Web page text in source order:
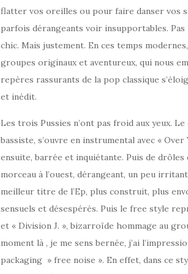
flatter vos oreilles ou pour faire danser vos
parfois dérangeants voir insupportables.
chic. Mais justement. En ces temps
groupes originaux et aventureux, qui nous
repères rassurants de la pop classique
et inédit.
Les trois Pussies n’ont pas froid aux yeux.
bassiste, s’ouvre en instrumental avec «
ensuite, barrée et inquiétante. Puis de
morceau à l’ouest, dérangeant, un peu
meilleur titre de l’Ep, plus construit, plus
sensuels et désespérés. Puis le free style
et « Division J. », bizarroïde hommage au
moment là , je me sens bernée, j’ai
packaging » free noise ». En effet, dans ce